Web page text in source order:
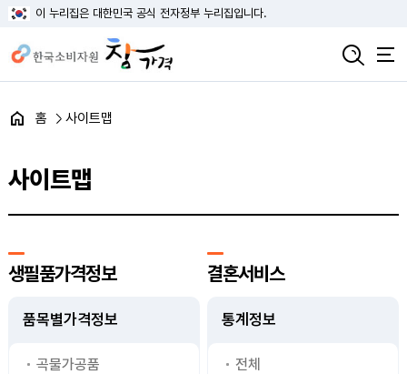
이 누리집은 대한민국 공식 전자정부 누리집입니다.
홈 사이트맵
사이트맵
생필품가격정보
품목별가격정보
곡물가공품
결혼서비스
통계정보
전체